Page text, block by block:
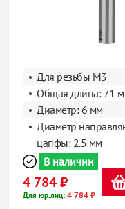
Для резьбы M3
Общая длина: 71
Диаметр: 6 мм
Диаметр
цапфы: 2.5 мм
В наличии
4 784 ₽
Для юр.лиц: 4 784 ₽